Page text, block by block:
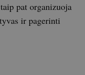
pat organizuoja
ir pagerinti